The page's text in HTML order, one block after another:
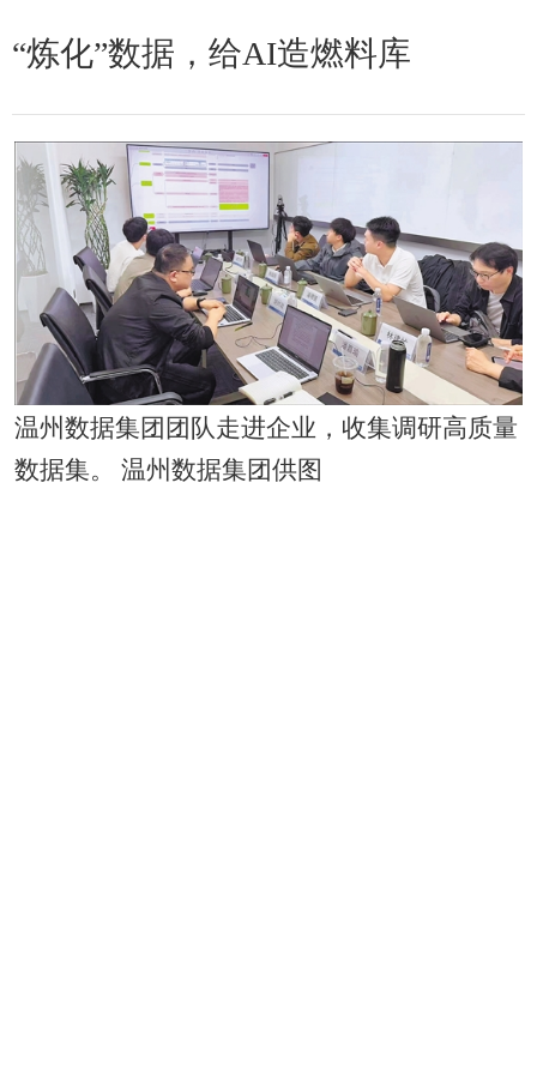
“炼化”数据，给AI造燃料库
温州数据集团团队走进企业，收集调研高质量
数据集。 温州数据集团供图